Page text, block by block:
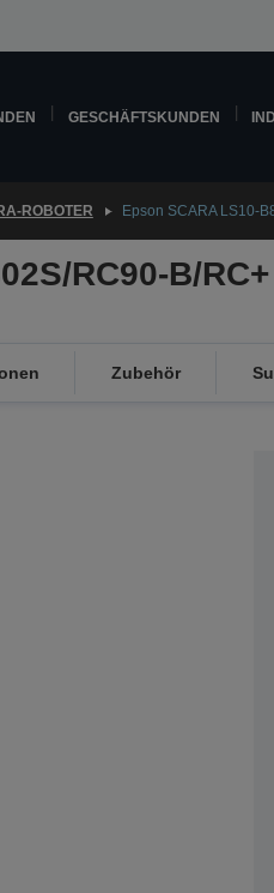
GESCHÄFTSKUNDEN
ROBOTER Epson SCARA LS10-
RC90-B/RC+
Zubehör